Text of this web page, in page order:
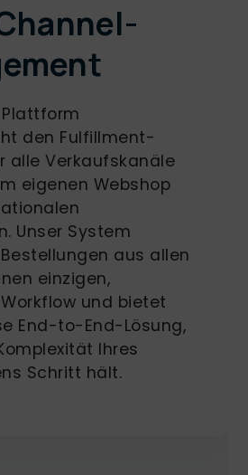
Plattform
den Fulfillment-
alle Verkaufskanäle
eigenen Webshop
Unser System
aus allen
einzigen,
und bietet
End-to-End-Lösung,
Ihres
Schritt hält.